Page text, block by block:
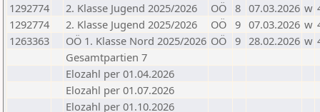
1292774
2. Klasse Jugend 2025/2026 OÖ 8 07.03.2026 w
1292774
2. Klasse Jugend 2025/2026 OÖ 9 07.03.2026 w
1263363
OÖ 1. Klasse Nord 2025/2026 OÖ 9 28.02.2026 w
Gesamtpartien 7
Elozahl per 01.04.2026
Elozahl per 01.07.2026
Elozahl per 01.10.2026